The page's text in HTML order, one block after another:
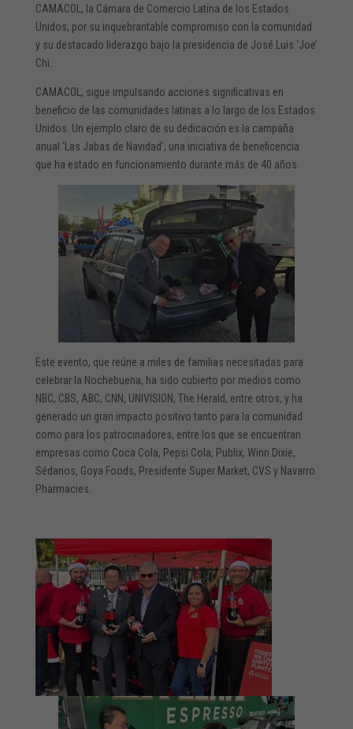
CAMACOL, la Cámara de Comercio Latina de los Estados
Unidos, por su inquebrantable compromiso con la comunidad
y su destacado liderazgo bajo la presidencia de José Luis ‘Joe’
Chi.
CAMACOL, sigue impulsando acciones significativas en
beneficio de las comunidades latinas a lo largo de los Estados
Unidos. Un ejemplo claro de su dedicación es la campaña
anual ‘Las Jabas de Navidad’, una iniciativa de beneficencia
que ha estado en funcionamiento durante más de 40 años.
Este evento, que reúne a miles de familias necesitadas para
celebrar la Nochebuena, ha sido cubierto por medios como
NBC, CBS, ABC, CNN, UNIVISION, The Herald, entre otros, y ha
generado un gran impacto positivo tanto para la comunidad
como para los patrocinadores, entre los que se encuentran
empresas como Coca Cola, Pepsi Cola, Publix, Winn Dixie,
Sédanos, Goya Foods, Presidente Super Market, CVS y Navarro
Pharmacies.